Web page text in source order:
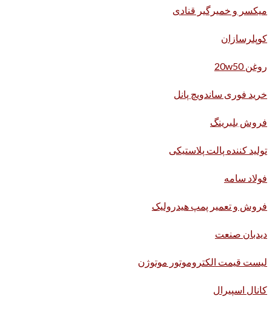
میکسر و خمیرگیر قنادی
کوپلرسازان
روغن 20w50
خرید فوری ساندویچ پانل
فروش بلبرینگ
تولید کننده پالت پلاستیکی
فولاد سامه
فروش و تعمیر پمپ هیدرولیک
دیدبان صنعت
لیست قیمت الکتروموتور موتوژن
کانال اسپیرال